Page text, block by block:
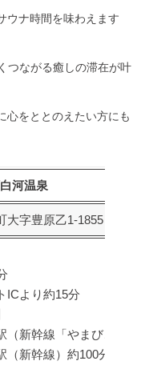
ウナ時間を味わえます
つながる癒しの滞在が叶
心をととのえたい方にも
河温泉
大字豊原乙1-1855
ICより約15分
（新幹線「やまびこ／な
（新幹線）約100分→新